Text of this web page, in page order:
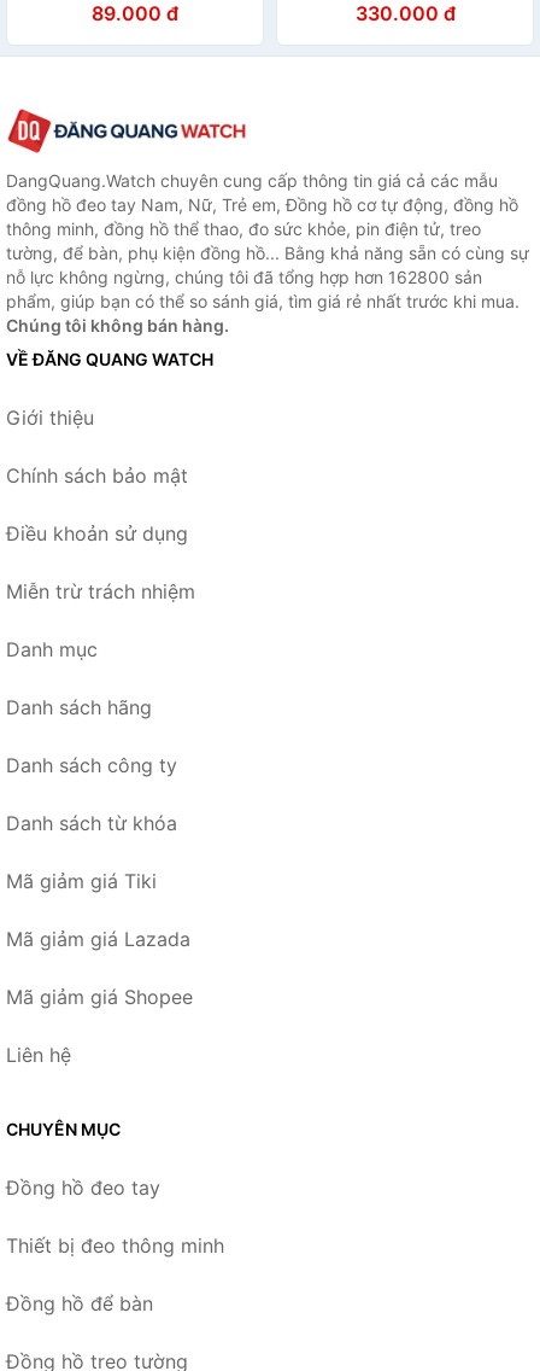
12cm, 4 ống đồng, đồng bộ
Led với Hub/Mainboard
89.000 đ 330.000 đ
DangQuang.Watch chuyên cung cấp thông tin giá cả các mẫu
đồng hồ đeo tay Nam, Nữ, Trẻ em, Đồng hồ cơ tự động, đồng hồ
thông minh, đồng hồ thể thao, đo sức khỏe, pin điện tử, treo
tường, để bàn, phụ kiện đồng hồ... Bằng khả năng sẵn có cùng sự
nỗ lực không ngừng, chúng tôi đã tổng hợp hơn 162800 sản
phẩm, giúp bạn có thể so sánh giá, tìm giá rẻ nhất trước khi mua.
Chúng tôi không bán hàng.
VỀ ĐĂNG QUANG WATCH
Giới thiệu
Chính sách bảo mật
Điều khoản sử dụng
Miễn trừ trách nhiệm
Danh mục
Danh sách hãng
Danh sách công ty
Danh sách từ khóa
Mã giảm giá Tiki
Mã giảm giá Lazada
Mã giảm giá Shopee
Liên hệ
CHUYÊN MỤC
Đồng hồ đeo tay
Thiết bị đeo thông minh
Đồng hồ để bàn
Đồng hồ treo tường